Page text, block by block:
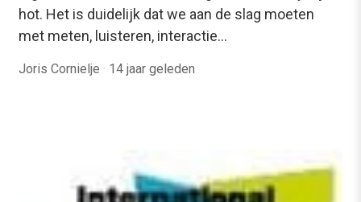
hot. Het is duidelijk dat we aan de slag moeten
met meten, luisteren, interactie…
Joris Cornielje · 14 jaar geleden